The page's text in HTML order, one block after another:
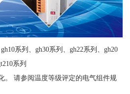
系列、gh30系列、gh22系列、gh20
系列
。 请参阅温度等级评定的电气组件规